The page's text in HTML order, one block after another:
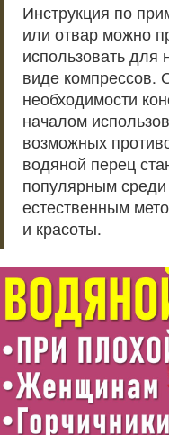
Инструкция по
или отвар можно
использовать для
виде компрессов.
необходимости
началом
возможных
водяной перец
популярным
естественным
и красоты.